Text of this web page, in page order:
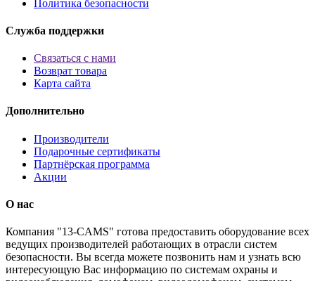
Политика безопасности
Служба поддержки
Связаться с нами
Возврат товара
Карта сайта
Дополнительно
Производители
Подарочные сертификаты
Партнёрская программа
Акции
O нас
Компания "13-CAMS" готова предоставить оборудование всех
ведущих производителей работающих в отрасли систем
безопасности. Вы всегда можете позвонить нам и узнать всю
интересующую Вас информацию по системам охраны и